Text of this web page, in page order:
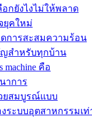
กยังไงไม่ให้พลาด
ยุคใหม่
การสะสมความร้อน
สำหรับทุกบ้าน
คือ
าการ
ยสมบูรณ์แบบ
งระบบอุตสาหกรรมเ